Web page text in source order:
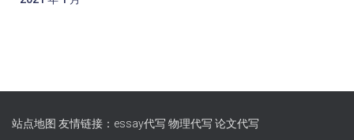
站点地图 友情链接：essay代写 物理代写 论文代写